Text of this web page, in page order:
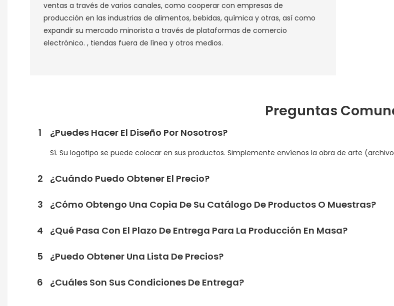
ventas a través de varios canales, como cooperar con empresas de
producción en las industrias de alimentos, bebidas, química y otras, así como
expandir su mercado minorista a través de plataformas de comercio
electrónico. , tiendas fuera de línea y otros medios. ‌
Preguntas
1 ¿Puedes Hacer El Diseño Por Nosotros?
Sí. Su logotipo se puede colocar en sus productos. Simplemente envíenos la obra de arte
2 ¿Cuándo Puedo Obtener El Precio?
3 ¿Cómo Obtengo Una Copia De Su Catálogo De Productos O Muestras?
4 ¿Qué Pasa Con El Plazo De Entrega Para La Producción En Masa?
5 ¿Puedo Obtener Una Lista De Precios?
6 ¿Cuáles Son Sus Condiciones De Entrega?